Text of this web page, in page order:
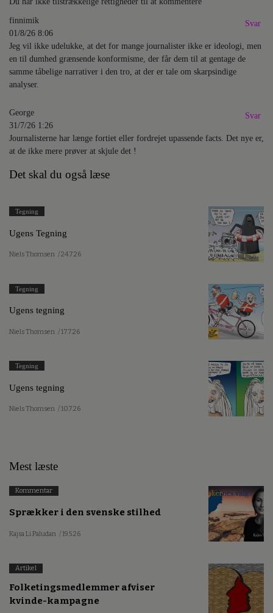
finnimik
01/8/26 8:06
Jeg vil ikke udelukke, at det for mange journalister ikke er ideologi, men
en til dumhed grænsende konformisme, der får dem til at gentage de
samme tåbelige narrativer i den tro, at der er tale om skarpsindige
analyser.
Svar
George
31/7/26 1:26
Journalisterne har længe fortiet eller fordrejet upassende facts. Det nye er,
at de ikke mere prøver at skjule det !
Svar
Det skal du også læse
Tegning
Ugens Tegning
Niels Thomsen / 24.7.26
Tegning
Ugens tegning
Niels Thomsen / 17.7.26
Tegning
Ugens tegning
Niels Thomsen / 10.7.26
Mest læste
Kommentar
Sprækker i den svenske stilhed
Kajsa Li Paludan / 19.5.26
Artikel
Folketingsmedlemmer afviser
kvinde-kampagne